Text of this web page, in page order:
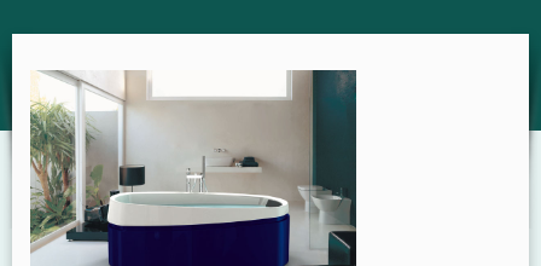
GUIDE